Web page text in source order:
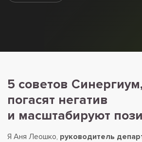
5 советов
погасят негатив
и масштабируют
Я Аня Леошко, руководитель